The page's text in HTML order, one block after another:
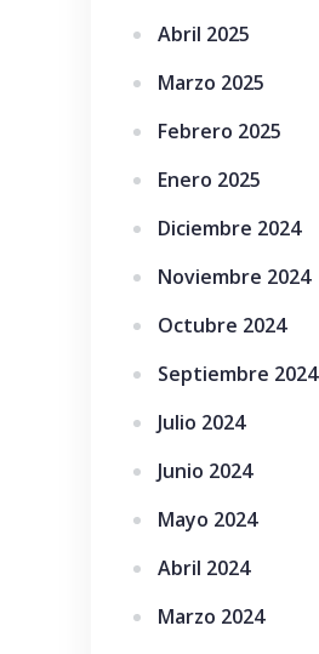
Abril 2025
Marzo 2025
Febrero 2025
Enero 2025
Diciembre 2024
Noviembre 2024
Octubre 2024
Septiembre 2024
Julio 2024
Junio 2024
Mayo 2024
Abril 2024
Marzo 2024